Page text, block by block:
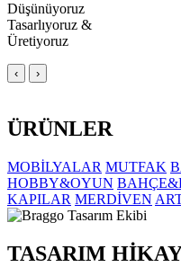
Düşünüyoruz
Tasarlıyoruz &
Üretiyoruz
‹ ›
ÜRÜNLER
MOBİLYALAR MUTFAK
HOBBY&OYUN
KAPILAR MERDİVEN
TASARIM